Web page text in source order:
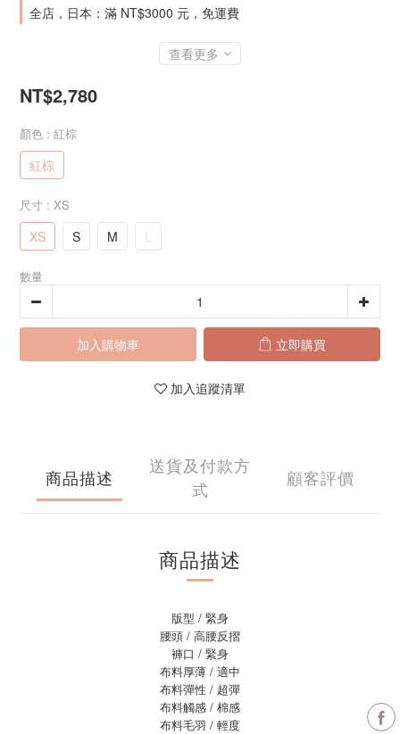
全店，日本：滿 NT$3000 元，免運費
查看更多
NT$2,780
顏色 : 紅棕
紅棕
尺寸 : XS
XS S M L
數量
加入購物車 立即購買
加入追蹤清單
商品描述
送貨及付款方
式
顧客評價
商品描述
版型 / 緊身
腰頭 / 高腰反摺
褲口 / 緊身
布料厚薄 / 適中
布料彈性 / 超彈
布料觸感 / 棉感
布料毛羽 / 輕度